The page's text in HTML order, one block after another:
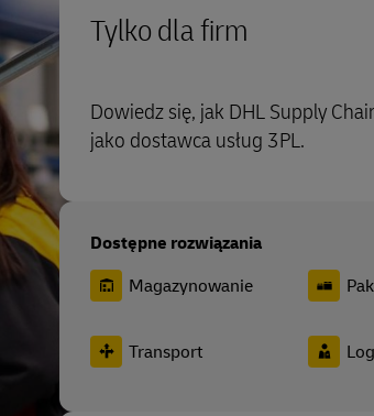
Tylko dla firm
Dowiedz się, jak DHL Supply
jako dostawca usług 3PL.
Dostępne rozwiązania
Magazynowanie
Transport